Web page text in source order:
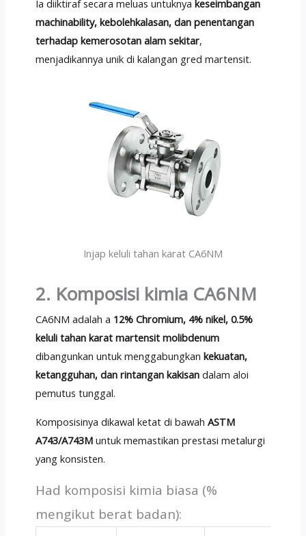
Ia diiktiraf secara meluas untuknya keseimbangan
machinability, kebolehkalasan, dan penentangan
terhadap kemerosotan alam sekitar,
menjadikannya unik di kalangan gred martensit.
Injap keluli tahan karat CA6NM
2. Komposisi kimia CA6NM
CA6NM adalah a 12% Chromium, 4% nikel, 0.5%
keluli tahan karat martensit molibdenum
dibangunkan untuk menggabungkan kekuatan,
ketangguhan, dan rintangan kakisandalam aloi
pemutus tunggal.
Komposisinya dikawal ketat di bawah ASTM
A743/A743Muntuk memastikan prestasi metalurgi
yang konsisten.
Had komposisi kimia biasa (%
mengikut berat badan):